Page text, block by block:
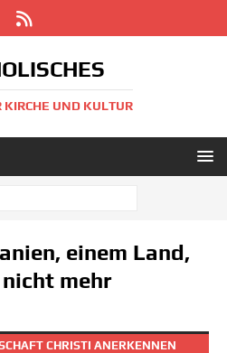
KIRCHE UND KULTUR
einem Land,
mehr
CHRISTI ANERKENNEN